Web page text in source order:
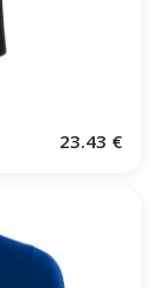
23.43 €